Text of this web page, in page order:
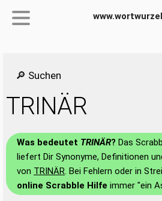
🔎 Suchen
TRINÄR
Was bedeutet TRINÄR? Das
liefert Dir Synonyme, Definitionen
von TRINÄR. Bei Fehlern oder in
online Scrabble Hilfe immer "ein